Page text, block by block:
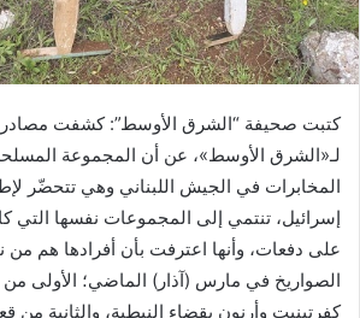
كتبت صحيفة “الشرق الأوسط”: كشفت مصادر
لـ«الشرق الأوسط»، عن أن المجموعة المسلحة
المخابرات في الجيش اللبناني وهي تتحضّر
إسرائيل، تنتمي إلى المجموعات نفسها التي
على دفعات، وأنها اعترفت بأن أفرادها هم من
الصواريخ في مارس (آذار) الماضي؛ الأولى من
كفرتبنيت وأرنون بقضاء النبطية، والثانية من